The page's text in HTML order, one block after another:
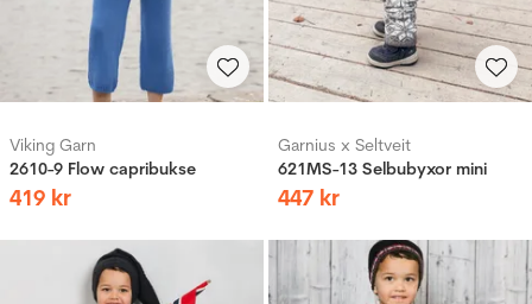
Viking Garn
2610-9 Flow capribukse
419 kr
Garnius x Seltveit
621MS-13 Selbubyxor mini
447 kr